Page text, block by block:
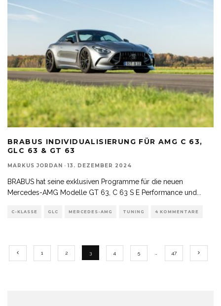
BRABUS INDIVIDUALISIERUNG FÜR AMG C 63,
GLC 63 & GT 63
MARKUS JORDAN · 13. DEZEMBER 2024
BRABUS hat seine exklusiven Programme für die neuen
Mercedes-AMG Modelle GT 63, C 63 S E Performance und
C-KLASSE GLC MERCEDES-AMG TUNING 4 KOMMENTARE
1 2 3 4 5 47